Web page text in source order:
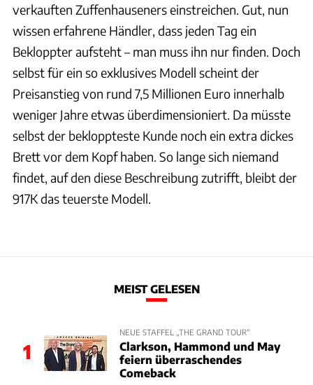
verkauften Zuffenhauseners einstreichen. Gut, nun
wissen erfahrene Händler, dass jeden Tag ein
Bekloppter aufsteht – man muss ihn nur finden. Doch
selbst für ein so exklusives Modell scheint der
Preisanstieg von rund 7,5 Millionen Euro innerhalb
weniger Jahre etwas überdimensioniert. Da müsste
selbst der bekloppteste Kunde noch ein extra dickes
Brett vor dem Kopf haben. So lange sich niemand
findet, auf den diese Beschreibung zutrifft, bleibt der
917K das teuerste Modell.
MEIST GELESEN
1
NEUE STAFFEL „THE GRAND TOUR“
Clarkson, Hammond und May
feiern überraschendes
Comeback